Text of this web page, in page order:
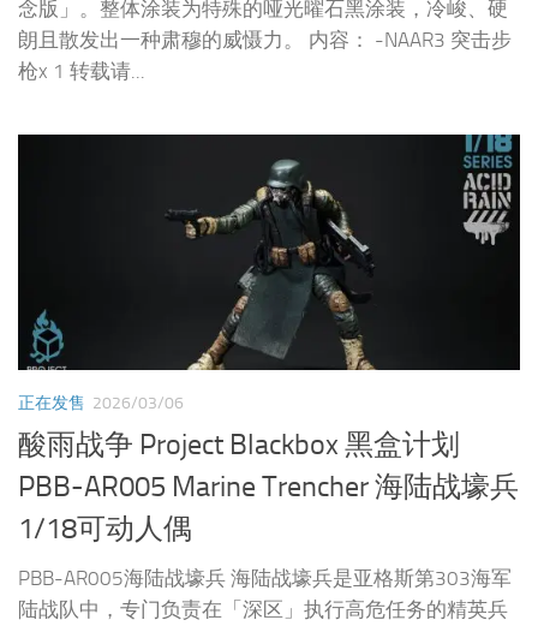
念版」。整体涂装为特殊的哑光曜石黑涂装，冷峻、硬
朗且散发出一种肃穆的威慑力。 内容： -NAAR3 突击步
枪x 1 转载请...
正在发售 2026/03/06
酸雨战争 Project Blackbox 黑盒计划
PBB-AR005 Marine Trencher 海陆战壕兵
1/18可动人偶
PBB-AR005海陆战壕兵 海陆战壕兵是亚格斯第303海军
陆战队中，专门负责在「深区」执行高危任务的精英兵